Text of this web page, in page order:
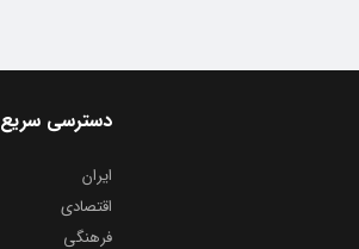
دسترسی سریع
ایران
اقتصادی
فرهنگی